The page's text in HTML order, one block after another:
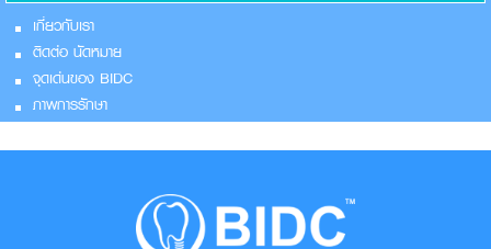
เกี่ยวกับเรา
ติดต่อ นัดหมาย
จุดเด่นของ BIDC
ภาพการรักษา